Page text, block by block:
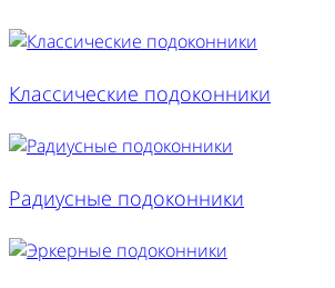
Классические подоконники
Радиусные подоконники